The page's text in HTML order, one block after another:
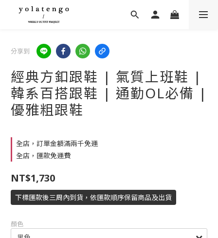
分享到
經典方釦跟鞋 | 氣質上班鞋 |
韓系百搭跟鞋 | 通勤OL必備 |
優雅粗跟鞋
全店，訂單金額滿兩千免運
全店，匯款免運費
NT$1,730
下標匯款後三周內到貨，依匯款順序保留商品及出貨
顏色